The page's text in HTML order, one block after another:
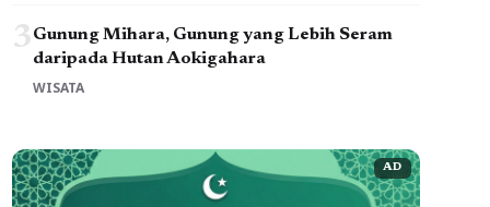
3Gunung Mihara, Gunung yang Lebih Seram
daripada Hutan Aokigahara
WISATA
AD